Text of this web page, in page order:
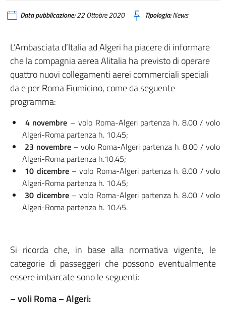
Data pubblicazione:22 Ottobre 2020 Tipologia:News
L’Ambasciata d’Italia ad Algeri ha piacere di informare
che la compagnia aerea Alitalia ha previsto di operare
quattro nuovi collegamenti aerei commerciali speciali
da e per Roma Fiumicino, come da seguente
programma:
4 novembre – volo Roma-Algeri partenza h. 8.00 / volo
Algeri-Roma partenza h. 10.45;
23 novembre– volo Roma-Algeri partenza h. 8.00 / volo
Algeri-Roma partenza h.10.45;
10 dicembre– volo Roma-Algeri partenza h. 8.00 / volo
Algeri-Roma partenza h. 10.45;
30 dicembre– volo Roma-Algeri partenza h. 8.00 / volo
Algeri-Roma partenza h. 10.45.
Si ricorda che, in base alla normativa vigente, le
categorie di passeggeri che possono eventualmente
essere imbarcate sono le seguenti:
– voli Roma – Algeri: